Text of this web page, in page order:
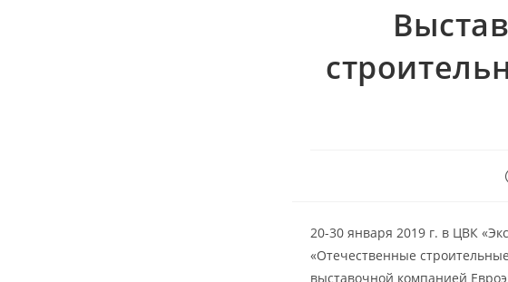
20-30 января 2019 г. в ЦВК
«Отечественные
выставочной компанией